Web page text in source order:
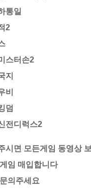
통일
2
스터손2
지
비
덤
전디럭스2
시면 모든게임 동영상
임 매입합니다
의주세요